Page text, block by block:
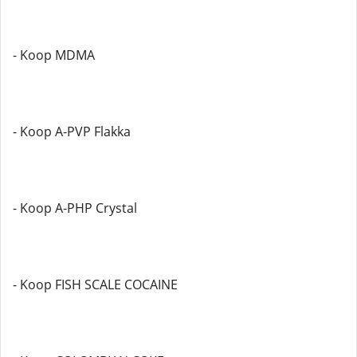
- Koop MDMA
- Koop A-PVP Flakka
- Koop A-PHP Crystal
- Koop FISH SCALE COCAINE